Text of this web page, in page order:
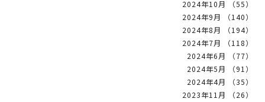
2024年10月 （55）
2024年9月 （140）
2024年8月 （194）
2024年7月 （118）
2024年6月 （77）
2024年5月 （91）
2024年4月 （35）
2023年11月 （26）